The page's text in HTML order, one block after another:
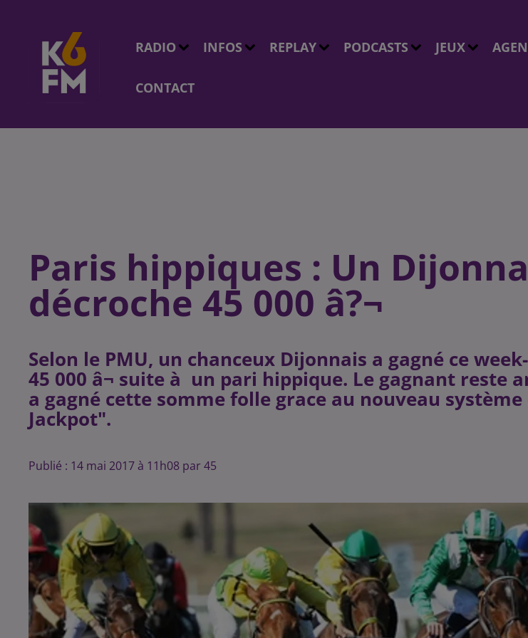
RADIO INFOS REPLAY PODCASTS JEUX
CONTACT
Paris hippiques : Un
décroche 45 000 â?¬
Selon le PMU, un chanceux Dijonnais a gagné ce
45 000 â¬ suite à un pari hippique. Le gagnant reste
a gagné cette somme folle grace au nouveau système
Publié : 14 mai 2017 à 11h08 par 45